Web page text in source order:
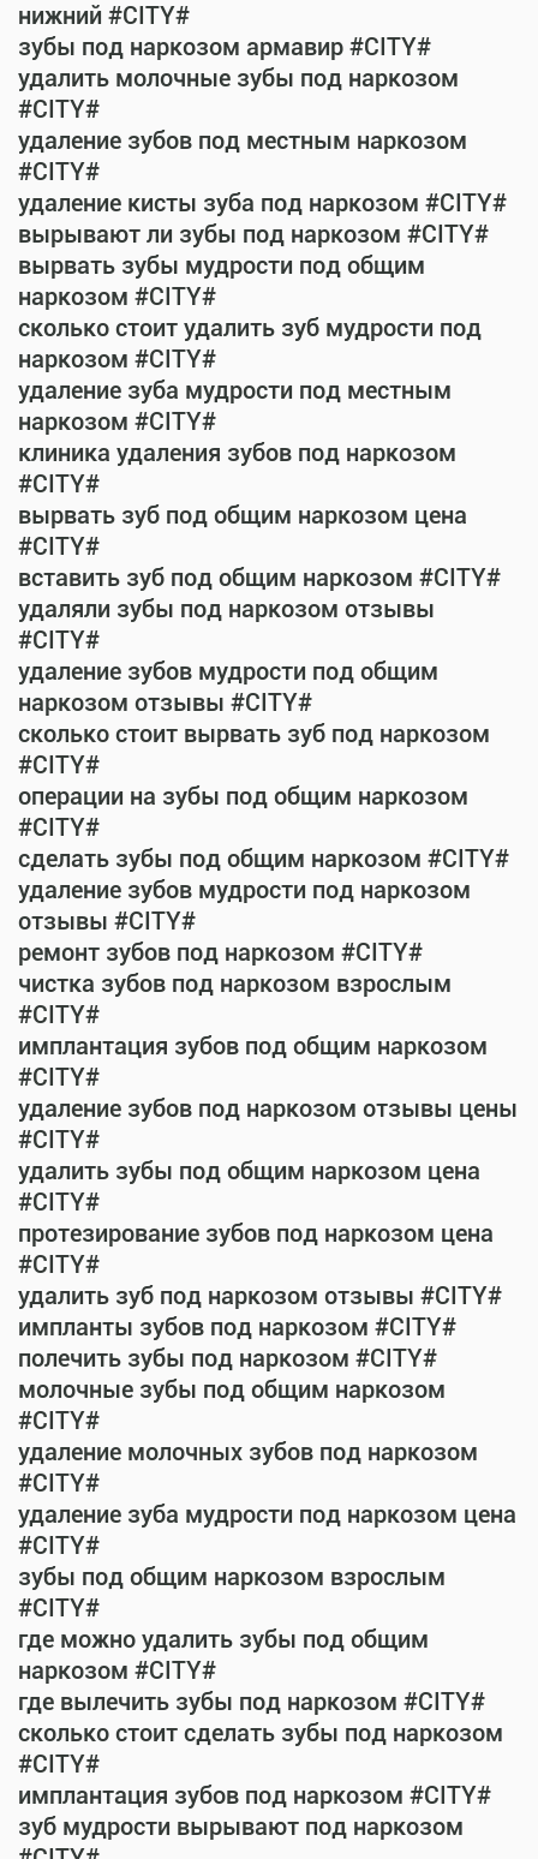
нижний #CITY#
зубы под наркозом армавир #CITY#
удалить молочные зубы под наркозом
#CITY#
удаление зубов под местным наркозом
#CITY#
удаление кисты зуба под наркозом #CITY#
вырывают ли зубы под наркозом #CITY#
вырвать зубы мудрости под общим
наркозом #CITY#
сколько стоит удалить зуб мудрости под
наркозом #CITY#
удаление зуба мудрости под местным
наркозом #CITY#
клиника удаления зубов под наркозом
#CITY#
вырвать зуб под общим наркозом цена
#CITY#
вставить зуб под общим наркозом #CITY#
удаляли зубы под наркозом отзывы
#CITY#
удаление зубов мудрости под общим
наркозом отзывы #CITY#
сколько стоит вырвать зуб под наркозом
#CITY#
операции на зубы под общим наркозом
#CITY#
сделать зубы под общим наркозом #CITY#
удаление зубов мудрости под наркозом
отзывы #CITY#
ремонт зубов под наркозом #CITY#
чистка зубов под наркозом взрослым
#CITY#
имплантация зубов под общим наркозом
#CITY#
удаление зубов под наркозом отзывы цены
#CITY#
удалить зубы под общим наркозом цена
#CITY#
протезирование зубов под наркозом цена
#CITY#
удалить зуб под наркозом отзывы #CITY#
импланты зубов под наркозом #CITY#
полечить зубы под наркозом #CITY#
молочные зубы под общим наркозом
#CITY#
удаление молочных зубов под наркозом
#CITY#
удаление зуба мудрости под наркозом цена
#CITY#
зубы под общим наркозом взрослым
#CITY#
где можно удалить зубы под общим
наркозом #CITY#
где вылечить зубы под наркозом #CITY#
сколько стоит сделать зубы под наркозом
#CITY#
имплантация зубов под наркозом #CITY#
зуб мудрости вырывают под наркозом